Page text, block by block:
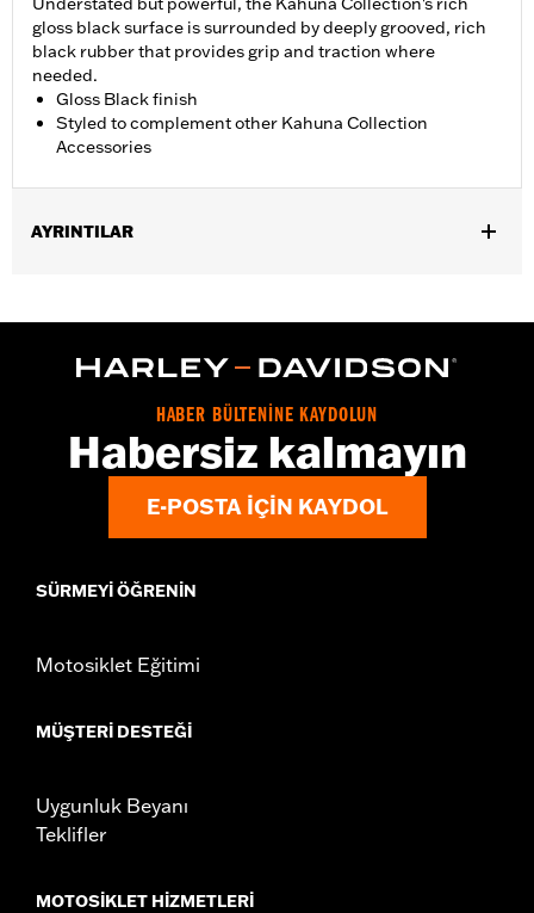
gloss black surface is surrounded by deeply grooved, rich
black rubber that provides grip and traction where
needed.
Gloss Black finish
Styled to complement other Kahuna Collection
Accessories
AYRINTILAR
Collection: Kahuna
Brake Pedal Pad and installation instructions
WARRANTY:1 year limited warranty – Go towww.h-
d.com/warrantyfor full details
HABER BÜLTENİNE KAYDOLUN
Habersiz kalmayın
E-POSTA IÇIN KAYDOL
SÜRMEYI ÖĞRENIN
Motosiklet Eğitimi
MÜŞTERI DESTEĞI
Uygunluk Beyanı
Teklifler
MOTOSIKLET HIZMETLERI